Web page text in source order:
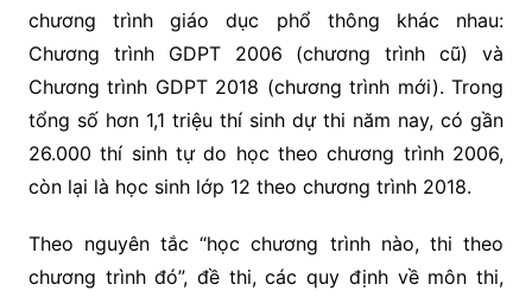
chương trình giáo dục phổ thông khác nhau:
Chương trình GDPT 2006 (chương trình cũ) và
Chương trình GDPT 2018 (chương trình mới). Trong
tổng số hơn 1,1 triệu thí sinh dự thi năm nay, có gần
26.000 thí sinh tự do học theo chương trình 2006,
còn lại là học sinh lớp 12 theo chương trình 2018.
Theo nguyên tắc “học chương trình nào, thi theo
chương trình đó”, đề thi, các quy định về môn thi,